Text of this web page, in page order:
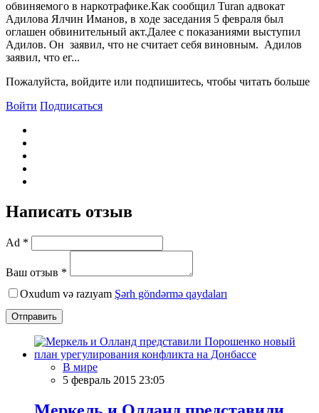
обвиняемого в наркотрафике.Как сообщил Turan адвокат
Адилова Ялчин Иманов, в ходе заседания 5 февраля был
оглашен обвинительный акт.Далее с показаниями выступил
Адилов. Он заявил, что не считает себя виновным. Адилов
заявил, что ег...
Пожалуйста, войдите или подпишитесь, чтобы читать больше
Войти Подписаться
Написать отзыв
Ad *
Ваш отзыв *
Oxudum və razıyam Şərh göndərmə qaydaları
Отправить
В мире
5 февраль 2015 23:05